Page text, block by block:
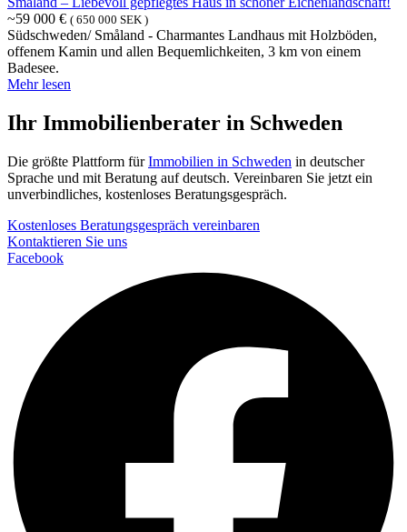
~59 000 € ( 650 000 SEK )
Südschweden/ Småland - Charmantes Landhaus mit Holzböden,
offenem Kamin und allen Bequemlichkeiten, 3 km von einem
Badesee.
Mehr lesen
Ihr Immobilienberater in Schweden
Die größte Plattform fürImmobilien in Schweden in deutscher
Sprache und mit Beratung auf deutsch. Vereinbaren Sie jetzt ein
unverbindliches, kostenloses Beratungsgespräch.
Kostenloses Beratungsgespräch vereinbaren
Kontaktieren Sie uns
Facebook